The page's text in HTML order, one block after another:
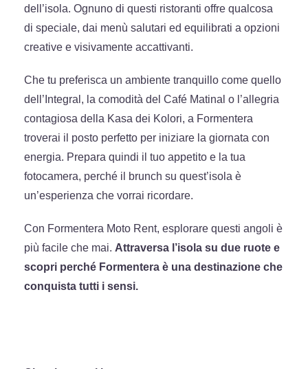
dell’isola. Ognuno di questi ristoranti offre qualcosa
di speciale, dai menù salutari ed equilibrati a opzioni
creative e visivamente accattivanti.
Che tu preferisca un ambiente tranquillo come quello
dell’Integral, la comodità del Café Matinal o l’allegria
contagiosa della Kasa dei Kolori, a Formentera
troverai il posto perfetto per iniziare la giornata con
energia. Prepara quindi il tuo appetito e la tua
fotocamera, perché il brunch su quest’isola è
un’esperienza che vorrai ricordare.
Con Formentera Moto Rent, esplorare questi angoli è
più facile che mai. Attraversa l’isola su due ruote e
scopri perché Formentera è una destinazione che
conquista tutti i sensi.